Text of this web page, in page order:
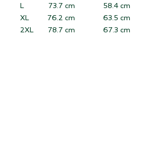
L 73.7 cm 58.4 cm
XL 76.2 cm 63.5 cm
2XL 78.7 cm 67.3 cm